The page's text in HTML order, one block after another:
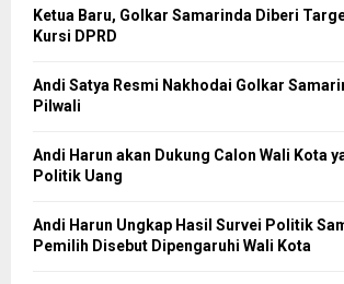
Ketua Baru, Golkar Samarinda Diberi
Kursi DPRD
Andi Satya Resmi Nakhodai Golkar
Pilwali
Andi Harun akan Dukung Calon Wali Kota
Politik Uang
Andi Harun Ungkap Hasil Survei Politik
Pemilih Disebut Dipengaruhi Wali Kota